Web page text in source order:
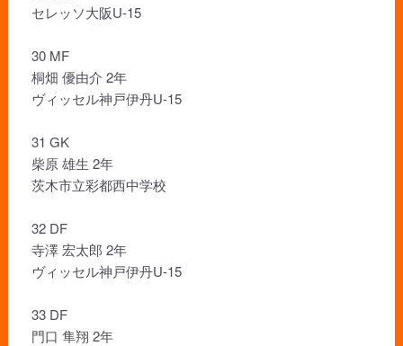
セレッソ大阪U-15
30 MF
桐畑 優由介 2年
ヴィッセル神戸伊丹U-15
31 GK
柴原 雄生 2年
茨木市立彩都西中学校
32 DF
寺澤 宏太郎 2年
ヴィッセル神戸伊丹U-15
33 DF
門口 隼翔 2年